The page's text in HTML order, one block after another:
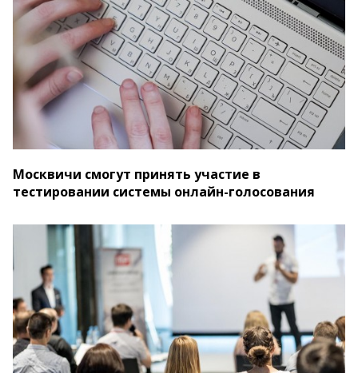
Москвичи смогут принять участие в
тестировании системы онлайн-голосования